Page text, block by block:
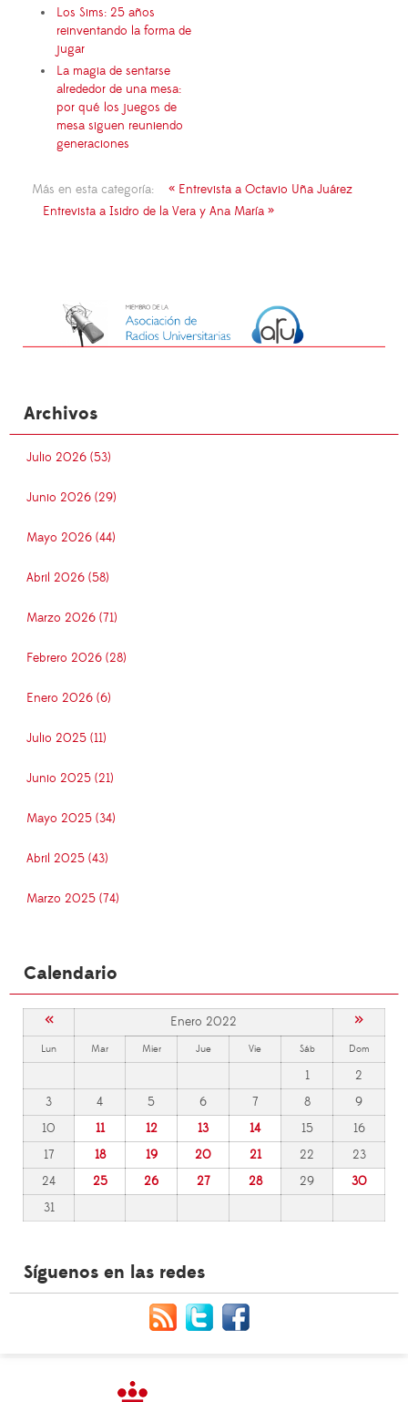
Los Sims: 25 años
reinventando la forma de
jugar
La magia de sentarse
alrededor de una mesa:
por qué los juegos de
mesa siguen reuniendo
generaciones
Más en esta categoría:
« Entrevista a Octavio Uña Juárez
Entrevista a Isidro de la Vera y Ana María »
Archivos
Julio 2026 (53)
Junio 2026 (29)
Mayo 2026 (44)
Abril 2026 (58)
Marzo 2026 (71)
Febrero 2026 (28)
Enero 2026 (6)
Julio 2025 (11)
Junio 2025 (21)
Mayo 2025 (34)
Abril 2025 (43)
Marzo 2025 (74)
Calendario
« Enero 2022 »
Lun Mar Mier Jue Vie Sáb Dom
1
2
3
4 5 6 7 8
9
10
11 12 13 14 15
16
17
18 19 20 21 22
23
24
25 26 27 28 29
30
31
Síguenos en las redes